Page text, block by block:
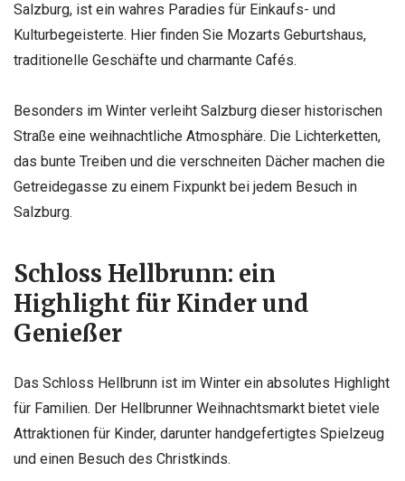
Salzburg, ist ein wahres Paradies für Einkaufs- und
Kulturbegeisterte. Hier finden Sie Mozarts Geburtshaus,
traditionelle Geschäfte und charmante Cafés.
Besonders im Winter verleiht Salzburg dieser historischen
Straße eine weihnachtliche Atmosphäre. Die Lichterketten,
das bunte Treiben und die verschneiten Dächer machen die
Getreidegasse zu einem Fixpunkt bei jedem Besuch in
Salzburg.
Schloss Hellbrunn: ein
Highlight für Kinder und
Genießer
Das Schloss Hellbrunn ist im Winter ein absolutes Highlight
für Familien. Der Hellbrunner Weihnachtsmarkt bietet viele
Attraktionen für Kinder, darunter handgefertigtes Spielzeug
und einen Besuch des Christkinds.